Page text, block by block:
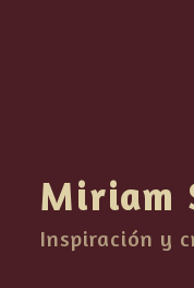
Miriam
Inspiración y